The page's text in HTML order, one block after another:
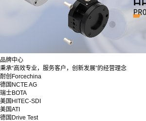
品牌中心
秉承“高效专业，服务客户，创新发展”的经营理念
耐创Forcechina
德国NCTE AG
瑞士BOTA
美国HITEC-SDI
美国ATI
德国Drive Test